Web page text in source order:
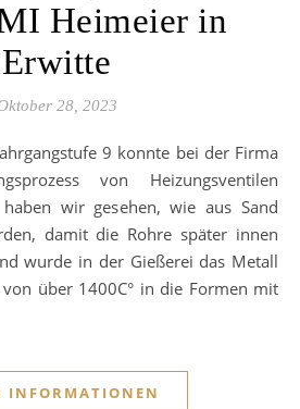
Heimeier in
Erwitte
28, 2023
von Heizungsventilen
haben wir gesehen, wie aus Sand
damit die Rohre später innen
wurde in der Gießerei das Metall
über 1400C° in die Formen mit
INFORMATIONEN